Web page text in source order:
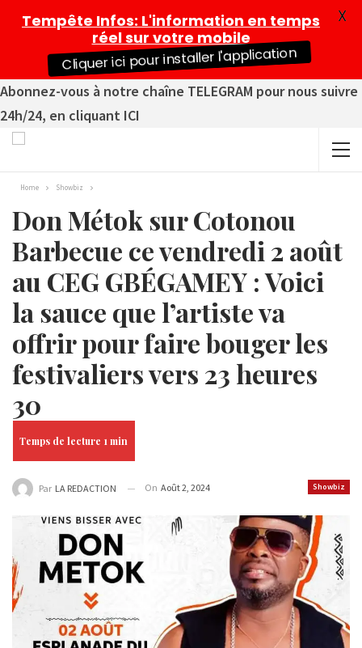
Abonnez-vous à notre chaîne TELEGRAM pour nous suivre
24h/24, en cliquant ICI
Home Showbiz
Don Métok sur Cotonou
Barbecue ce vendredi 2 août
au CEG GBÉGAMEY : Voici
la sauce que l’artiste va
offrir pour faire bouger les
festivaliers vers 23 heures
30
Showbiz
Par LA REDACTION On Août 2, 2024
Tempête Infos: L'information en temps
réel sur votre mobile
Cliquer ici pour installer l'application
X